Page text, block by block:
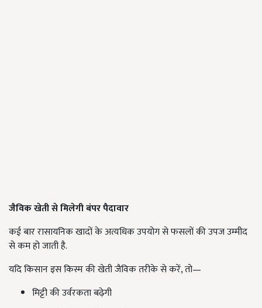
जैविक खेती से मिलेगी बंपर पैदावार
कई बार रासायनिक खादों के अत्यधिक उपयोग से फसलों की उपज उम्मीद
से कम हो जाती है.
यदि किसान इस किस्म की खेती जैविक तरीके से करें, तो—
मिट्टी की उर्वरकता बढ़ेगी